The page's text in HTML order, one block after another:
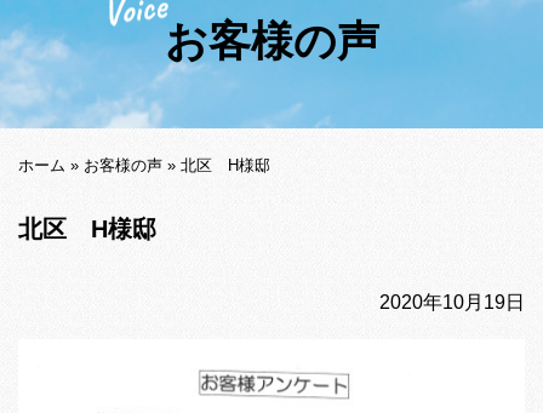
お客様の声
ホーム » お客様の声 » 北区 H様邸
北区 H様邸
2020年10月19日